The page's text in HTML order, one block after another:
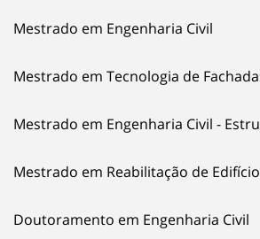
Mestrado em Engenharia Civil
Mestrado em Tecnologia de
Mestrado em Engenharia Civil -
Mestrado em Reabilitação de
Doutoramento em Engenharia Civil